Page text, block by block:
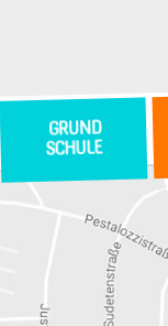
GRUND
SCHULE